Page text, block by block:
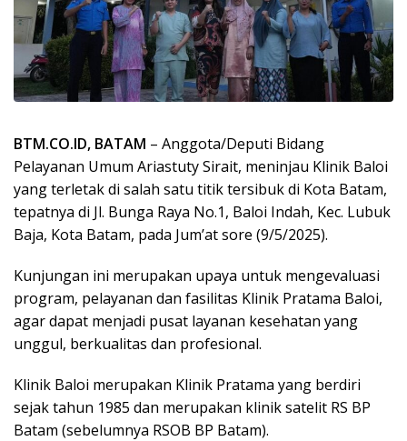
BTM.CO.ID, BATAM – Anggota/Deputi Bidang
Pelayanan Umum Ariastuty Sirait, meninjau Klinik Baloi
yang terletak di salah satu titik tersibuk di Kota Batam,
tepatnya di Jl. Bunga Raya No.1, Baloi Indah, Kec. Lubuk
Baja, Kota Batam, pada Jum’at sore (9/5/2025).
Kunjungan ini merupakan upaya untuk mengevaluasi
program, pelayanan dan fasilitas Klinik Pratama Baloi,
agar dapat menjadi pusat layanan kesehatan yang
unggul, berkualitas dan profesional.
Klinik Baloi merupakan Klinik Pratama yang berdiri
sejak tahun 1985 dan merupakan klinik satelit RS BP
Batam (sebelumnya RSOB BP Batam).